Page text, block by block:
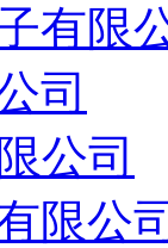
有限
司
公司
限公